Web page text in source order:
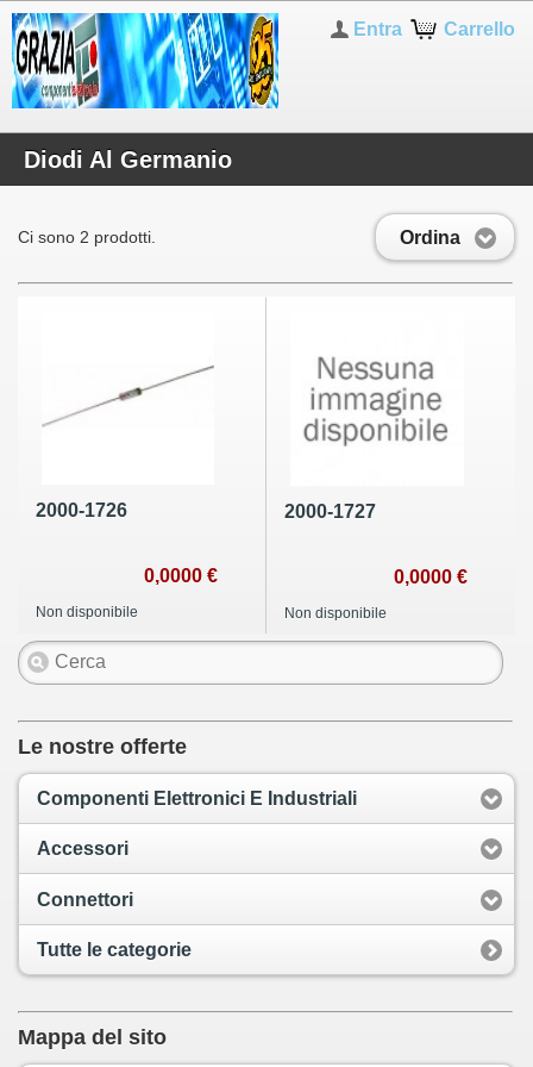
Carrello
Entra
Diodi Al Germanio
Ordina
Ci sono 2 prodotti.
2000-1726
0,0000 €
Non disponibile
2000-1727
0,0000 €
Non disponibile
Le nostre offerte
Componenti Elettronici E Industriali
Accessori
Connettori
Tutte le categorie
Mappa del sito